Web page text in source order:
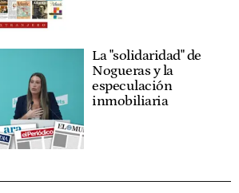
La "solidaridad" de
Nogueras y la
especulación
inmobiliaria